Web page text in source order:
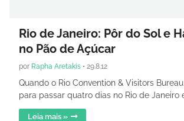
Rio de Janeiro: Pôr do Sol e
no Pão de Açúcar
por Rapha Aretakis • 29.8.12
Quando o Rio Convention & Visitors
para passar quatro dias no Rio de Janeiro
Leia mais »